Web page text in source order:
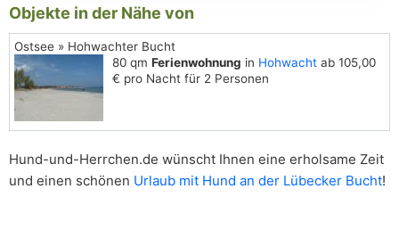
Objekte in der Nähe von
Ostsee » Hohwachter Bucht
80 qm Ferienwohnung in Hohwacht ab 105,00
€ pro Nacht für 2 Personen
Hund-und-Herrchen.de wünscht Ihnen eine erholsame Zeit
und einen schönen Urlaub mit Hund an der Lübecker Bucht!